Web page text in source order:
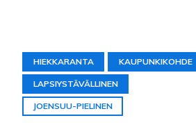
HIEKKARANTA KAUPUNKIKOHDE
LAPSIYSTÄVÄLLINEN
JOENSUU-PIELINEN